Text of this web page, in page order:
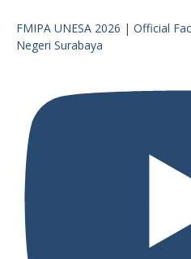
FMIPA UNESA 2026 | Official
Negeri Surabaya